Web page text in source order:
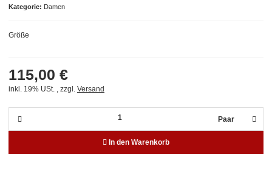
Kategorie Damen
Größe
115,00 €
inkl. 19% USt. , zzgl. Versand
Paar
In den Warenkorb